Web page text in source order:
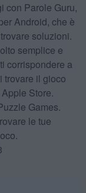
con Parole Guru,
Android, che è
soluzioni.
semplice e
corrispondere a
trovare il gioco
Store.
Games.
le tue